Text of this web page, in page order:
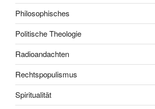
Philosophisches
Politische Theologie
Radioandachten
Rechtspopulismus
Spiritualität